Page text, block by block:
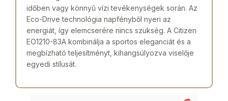
időben vagy könnyű vízi tevékenységek során. Az
Eco-Drive technológia napfényből nyeri az
energiát, így elemcserére nincs szükség. A Citizen
EO1210-83A kombinálja a sportos eleganciát és a
megbízható teljesítményt, kihangsúlyozva viselője
egyedi stílusát.